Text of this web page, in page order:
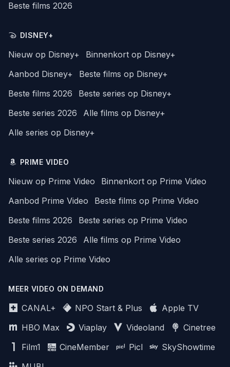
Beste films 2026
DISNEY+
Nieuw op Disney+
Binnenkort op Disney+
Aanbod Disney+
Beste films op Disney+
Beste films 2026
Beste series op Disney+
Beste series 2026
Alle films op Disney+
Alle series op Disney+
PRIME VIDEO
Nieuw op Prime Video
Binnenkort op Prime Video
Aanbod Prime Video
Beste films op Prime Video
Beste films 2026
Beste series op Prime Video
Beste series 2026
Alle films op Prime Video
Alle series op Prime Video
MEER VIDEO ON DEMAND
CANAL+ NPO Start & Plus
Apple TV
HBO Max
Viaplay Videoland
Cinetree
Film1
CineMember Picl
SkyShowtime